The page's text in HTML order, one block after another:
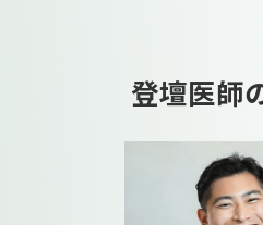
登壇医師